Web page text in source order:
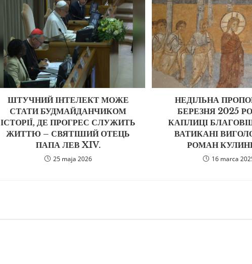
ШТУЧНИЙ ІНТЕЛЕКТ МОЖЕ
СТАТИ БУДМАЙДАНЧИКОМ
ІСТОРІЇ, ДЕ ПРОГРЕС СЛУЖИТЬ
ЖИТТЮ – СВЯТІШИЙ ОТЕЦЬ
ПАПА ЛЕВ XIV.
25 maja 2026
НЕДІЛЬНА
БЕРЕЗНЯ 2025
КАПЛИЦІ
ВАТИКАНІ
РОМАН
16 marca